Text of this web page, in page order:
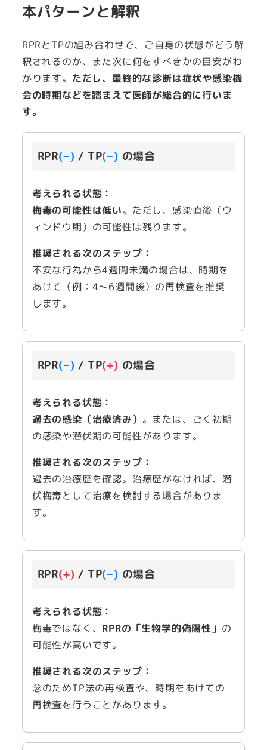
本パターンと解釈
RPRとTPの組み合わせで、ご自身の状態がどう解
釈されるのか、また次に何をすべきかの目安がわ
かります。 ただし、最終的な診断は症状や感染機
会の時期などを踏まえて医師が総合的に行いま
す。
RPR(−) / TP(−) の場合
考えられる状態：
梅毒の可能性は低い。ただし、感染直後（ウ
ィンドウ期）の可能性は残ります。
推奨される次のステップ：
不安な行為から4週間未満の場合は、時期を
あけて（例：4～6週間後）の再検査を推奨
します。
RPR(−) / TP(+) の場合
考えられる状態：
過去の感染（治療済み） 。または、ごく初期
の感染や潜伏期の可能性があります。
推奨される次のステップ：
過去の治療歴を確認。治療歴がなければ、潜
伏梅毒として治療を検討する場合がありま
す。
RPR(+) / TP(−) の場合
考えられる状態：
梅毒ではなく、 RPRの「生物学的偽陽性」 の
可能性が高いです。
推奨される次のステップ：
念のためTP法の再検査や、時期をあけての
再検査を行うことがあります。